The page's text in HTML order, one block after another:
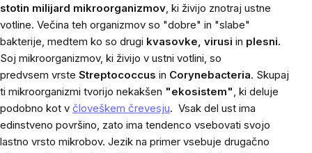
stotin milijard mikroorganizmov , ki živijo znotraj ustne
votline. Večina teh organizmov so "dobre" in "slabe"
bakterije, medtem ko so drugi kvasovke, virusi in plesni.
Soj mikroorganizmov, ki živijo v ustni votlini, so
predvsem vrste Streptococcus in Corynebacteria. Skupaj
ti mikroorganizmi tvorijo nekakšen "ekosistem" , ki deluje
podobno kot v človeškem črevesju. Vsak del ust ima
edinstveno površino, zato ima tendenco vsebovati svojo
lastno vrsto mikrobov. Jezik na primer vsebuje drugačno